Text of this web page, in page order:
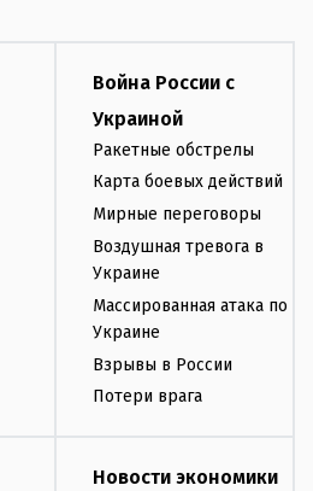
Война России с
Украиной
Ракетные обстрелы
Карта боевых действий
Мирные переговоры
Воздушная тревога в
Украине
Массированная атака по
Украине
Взрывы в России
Потери врага
Новости экономики